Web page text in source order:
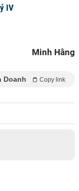
IV
Minh Hằng
Doanh Copy link